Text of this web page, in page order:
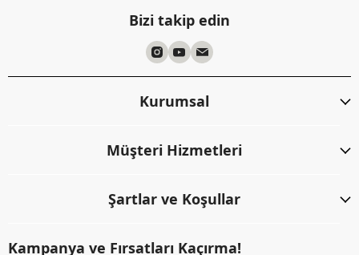
Bizi takip edin
Kurumsal
Müşteri Hizmetleri
Şartlar ve Koşullar
Kampanya ve Fırsatları Kaçırma!